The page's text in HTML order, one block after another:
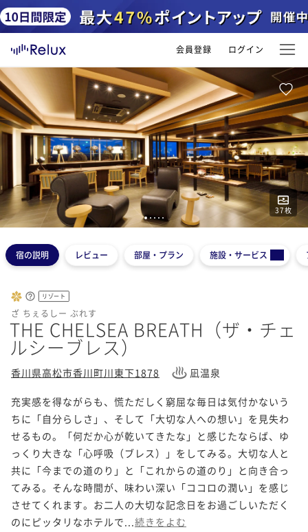
会員登録 ログイン
37枚
12345
宿の説明 レビュー 部屋・プラン 施設・サービス
リゾート
ざ ちぇるしー ぶれす
THE CHELSEA BREATH（ザ・チェ
ルシーブレス）
香川県高松市香川町川東下1878 凪温泉
充実感を得ながらも、慌ただしく窮屈な毎日は気付かないう
ちに「自分らしさ」、そして「大切な人への想い」を見失わ
せるもの。「何だか心が乾いてきたな」と感じたならば、ゆ
っくり大きな「心呼吸（ブレス）」をしてみる。大切な人と
共に「今までの道のり」と「これからの道のり」と向き合っ
てみる。そんな時間が、味わい深い「ココロの潤い」を感じ
させてくれます。お二人の大切な記念日をお過ごしいただく
のにピッタリなホテルで... 続きをよむ